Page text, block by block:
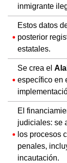
inmigrante
Estos datos
posterior
estatales.
Se crea el
específico en
El
judiciales: se
los procesos
penales,
incautación.